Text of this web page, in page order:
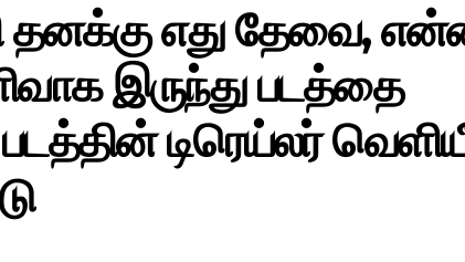
தனக்கு எது தேவை,
இருந்து படத்தை
படத்தின் டிரெய்லர்